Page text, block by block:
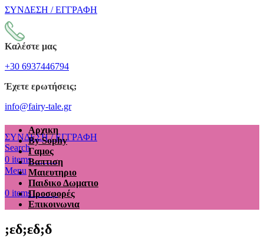
ΣΥΝΔΕΣΗ / ΕΓΓΡΑΦΗ
Καλέστε μας
+30 6937446794
Έχετε ερωτήσεις;
info@fairy-tale.gr
ΣΥΝΔΕΣΗ / ΕΓΓΡΑΦΗ
Search
0 items €0.00
Menu
0 items €0.00
Αρχικη
By Sophy
Γαμος
Βαπτιση
Μαιευτηριο
Παιδικο Δωματιο
Προσφορές
Επικοινωνια
;εδ;εδ;δ